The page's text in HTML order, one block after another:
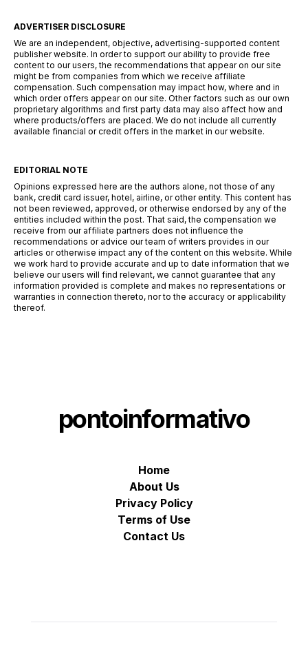
ADVERTISER DISCLOSURE
We are an independent, objective, advertising-supported content
publisher website. In order to support our ability to provide free
content to our users, the recommendations that appear on our site
might be from companies from which we receive affiliate
compensation. Such compensation may impact how, where and in
which order offers appear on our site. Other factors such as our own
proprietary algorithms and first party data may also affect how and
where products/offers are placed. We do not include all currently
available financial or credit offers in the market in our website.
EDITORIAL NOTE
Opinions expressed here are the authors alone, not those of any
bank, credit card issuer, hotel, airline, or other entity. This content has
not been reviewed, approved, or otherwise endorsed by any of the
entities included within the post. That said, the compensation we
receive from our affiliate partners does not influence the
recommendations or advice our team of writers provides in our
articles or otherwise impact any of the content on this website. While
we work hard to provide accurate and up to date information that we
believe our users will find relevant, we cannot guarantee that any
information provided is complete and makes no representations or
warranties in connection thereto, nor to the accuracy or applicability
thereof.
pontoinformativo
Home
About Us
Privacy Policy
Terms of Use
Contact Us